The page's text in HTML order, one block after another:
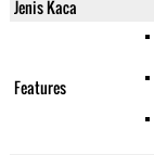
Jenis Kaca
Features